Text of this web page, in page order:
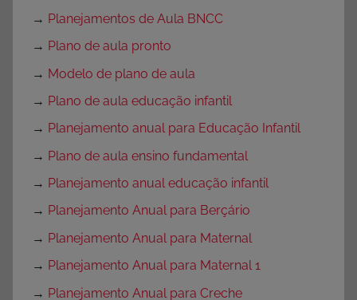
→ Planejamentos de Aula BNCC
→ Plano de aula pronto
→ Modelo de plano de aula
→ Plano de aula educação infantil
→ Planejamento anual para Educação Infantil
→ Plano de aula ensino fundamental
→ Planejamento anual educação infantil
→ Planejamento Anual para Berçário
→ Planejamento Anual para Maternal
→ Planejamento Anual para Maternal 1
→ Planejamento Anual para Creche